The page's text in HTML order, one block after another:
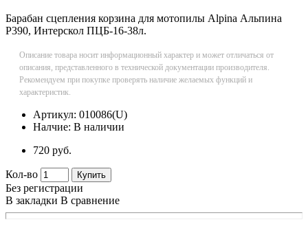
Барабан сцепления корзина для мотопилы Alpina Альпина
P390, Интерскол ПЦБ-16-38л.
Описание товара носит информационный характер и может отличаться от
описания, представленного в технической документации производителя.
Рекомендуем при покупке проверять наличие желаемых функций и
характеристик.
Артикул: 010086(U)
Налчие: В наличии
720 руб.
Кол-во Купить
Без регистрации
В закладки В сравнение